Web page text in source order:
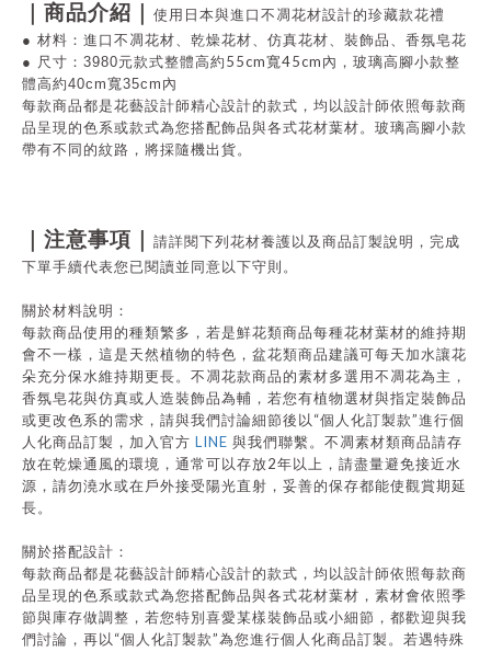
｜商品介紹｜
使用日本與進口不凋花材設計的珍藏款花禮
● 材料：進口不凋花材、乾燥花材、仿真花材、裝飾品、香氛皂花
● 尺寸：3980元款式整體高約 55cm寬45cm 內，玻璃高腳小款整
體高約40cm寬35cm 內
每款商品都是花藝設計師精心設計的款式，均以設計師依照每款商
品呈現的色系或款式為您搭配飾品與各式花材葉材。 玻璃高腳小款
帶有不同的紋路，將採隨機出貨。
｜注意事項｜
請詳閱下列花材養護以及商品訂製說明，完成
下單手續代表您已閱讀並同意以下守則。
關於材料說明：
每款商品使用的種類繁多，若是鮮花類商品每種花材葉材的維持期
會不一樣，這是天然植物的特色，盆花類商品建議可每天加水讓花
朵充分保水維持期更長。不凋花款商品的素材多選用不凋花為主，
香氛皂花與仿真或人造裝飾品為輔，若您有植物選材與指定裝飾品
或更改色系的需求，請與我們討論細節後以 “個人化訂製款”進行個
人化商品訂製，加入官方 LINE 與我們聯繫。不凋素材類商品請存
放在乾燥通風的環境，通常可以存放2年以上，請盡量避免接近水
源，請勿澆水或在戶外接受陽光直射，妥善的保存都能使觀賞期延
長。
關於搭配設計：
每款商品都是花藝設計師精心設計的款式，均以設計師依照每款商
品呈現的色系或款式為您搭配飾品與各式花材葉材，素材會依照季
節與庫存做調整，若您特別喜愛某樣裝飾品或小細節，都歡迎與我
們討論，再以 “個人化訂製款”為您進行個人化商品訂製。若遇特殊